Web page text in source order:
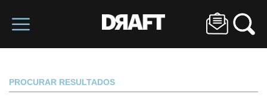
PROCURAR RESULTADOS